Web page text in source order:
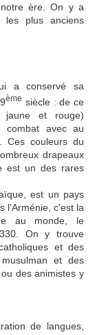
ère. On y a
plus anciens
a conservé sa
ème siècle : de ce
et rouge)
combat avec au
Ces couleurs du
drapeaux
est un des rares
est un pays
l'Arménie, c'est la
au monde, le
On y trouve
et des
et des
des animistes y
de langues,